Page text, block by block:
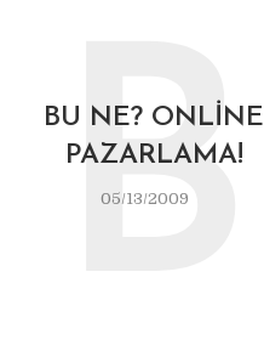
BU NE? ONLINE
PAZARLAMA!
05/13/2009
B